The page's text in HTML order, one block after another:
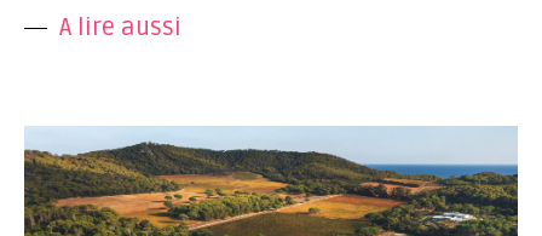
A lire aussi